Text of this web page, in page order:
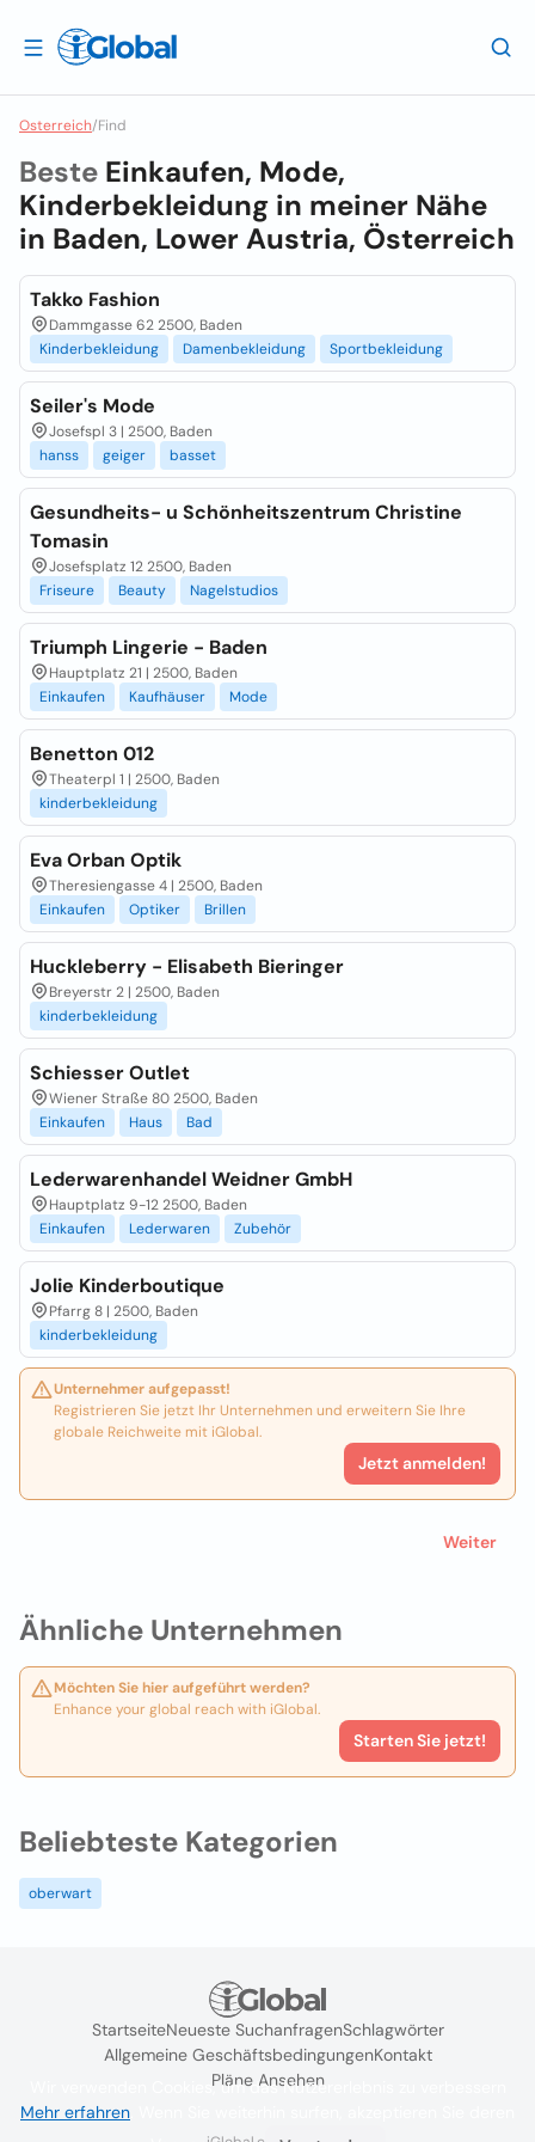
Osterreich/Find
Ähnliche Unternehmen
Möchten Sie hier aufgeführt werden?
Enhance your global reach with iGlobal.
Starten Sie jetzt!
Beste Einkaufen, Mode,
Kinderbekleidung in meiner Nähe
in Baden, Lower Austria, Österreich
Takko Fashion
Dammgasse 62 2500, Baden
Kinderbekleidung
Damenbekleidung Sportbekleidung
Seiler's Mode
Josefspl 3 | 2500, Baden
hanss
geiger basset
Gesundheits- u Schönheitszentrum Christine
Tomasin
Josefsplatz 12 2500, Baden
Friseure
Beauty Nagelstudios
Triumph Lingerie - Baden
Hauptplatz 21 | 2500, Baden
Einkaufen
Kaufhäuser Mode
Benetton 012
Theaterpl 1 | 2500, Baden
kinderbekleidung
Eva Orban Optik
Theresiengasse 4 | 2500, Baden
Einkaufen
Optiker Brillen
Huckleberry - Elisabeth Bieringer
Breyerstr 2 | 2500, Baden
kinderbekleidung
Schiesser Outlet
Wiener Straße 80 2500, Baden
Einkaufen
Haus Bad
Lederwarenhandel Weidner GmbH
Hauptplatz 9-12 2500, Baden
Einkaufen
Lederwaren Zubehör
Jolie Kinderboutique
Pfarrg 8 | 2500, Baden
kinderbekleidung
Unternehmer aufgepasst!
Registrieren Sie jetzt Ihr Unternehmen und erweitern Sie Ihre
globale Reichweite mit iGlobal.
Jetzt anmelden!
Weiter
Beliebteste Kategorien
oberwart
StartseiteNeueste SuchanfragenSchlagwörter
Allgemeine GeschäftsbedingungenKontakt
Pläne Ansehen
Wir verwenden Cookies, um das Nutzererlebnis zu verbessern
Mehr erfahren